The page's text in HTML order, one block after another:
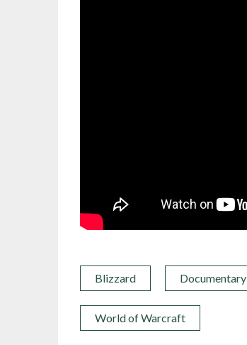
Blizzard Documentary
World of Warcraft